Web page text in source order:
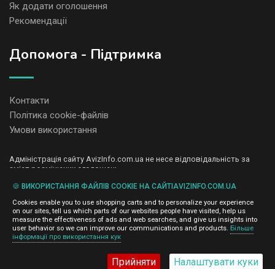
Як додати оголошення
Рекомендації
Допомога - Підтримка
Контакти
Політика cookie-файлів
Умови використання
Адміністрація сайту AvizInfo.com.ua не несе відповідальність за
зміст розміщених оголошень.
і не продаємо особисту інформацію зареєстрованих користувачів
AvizInfo.com.ua третім особам. Ми не відповідаємо за правила
конфіденційності сайтів на які посилається AvizInfo.com.ua. На
деяких сторінках нашого сайту представлена реклама Google
Adsense Advertising Network. Щоб дізнатися детальніше про
правила конфіденційності Google
🍪 ВИКОРИСТАННЯ ФАЙЛІВ COOKIE НА САЙТІAVIZINFO.COM.UA
Cookies enable you to use shopping carts and to personalize your experience
on our sites, tell us which parts of our websites people have visited, help us
measure the effectiveness of ads and web searches, and give us insights into
user behavior so we can improve our communications and products. Більше
інформації про використання кук
Прийняти Налаштувати куки